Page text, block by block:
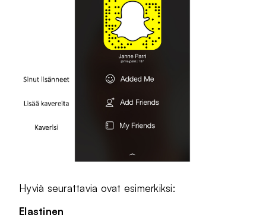
Hyviä seurattavia ovat esimerkiksi:
Elastinen